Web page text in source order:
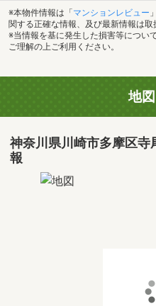
※本物件情報は「 マンションレビュー
関する正確な情報、及び最新情報は取
※当情報を基に発生した損害等につい
ご理解の上ご利用ください。
地
神奈川県川崎市多摩区寺
報